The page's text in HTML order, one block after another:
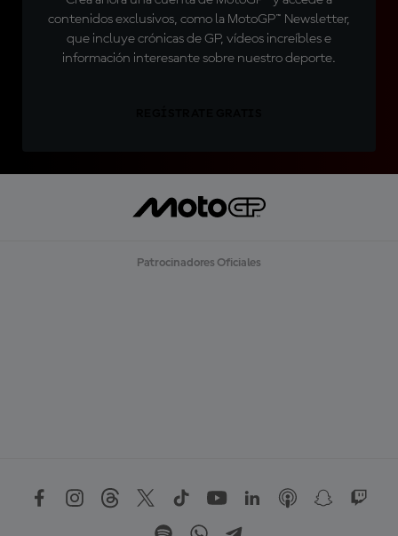
contenidos exclusivos, como la MotoGP™ Newsletter,
que incluye crónicas de GP, vídeos increíbles e
información interesante sobre nuestro deporte.
Patrocinadores Oficiales